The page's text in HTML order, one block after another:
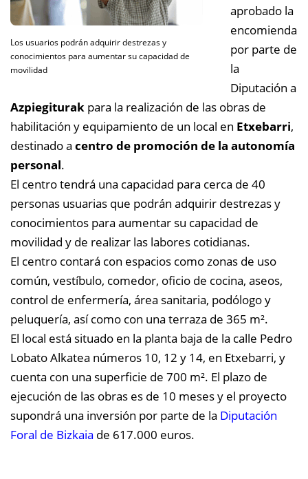
Los usuarios podrán adquirir destrezas y
conocimientos para aumentar su capacidad de
movilidad
aprobado la
encomienda
por parte de
la
Diputación a
Azpiegiturak para la realización de las obras de
habilitación y equipamiento de un local en Etxebarri,
destinado a centro de promoción de la autonomía
personal.
El centro tendrá una capacidad para cerca de 40
personas usuarias que podrán adquirir destrezas y
conocimientos para aumentar su capacidad de
movilidad y de realizar las labores cotidianas.
El centro contará con espacios como zonas de uso
común, vestíbulo, comedor, oficio de cocina, aseos,
control de enfermería, área sanitaria, podólogo y
peluquería, así como con una terraza de 365 m².
El local está situado en la planta baja de la calle Pedro
Lobato Alkatea números 10, 12 y 14, en Etxebarri, y
cuenta con una superficie de 700 m². El plazo de
ejecución de las obras es de 10 meses y el proyecto
supondrá una inversión por parte de la Diputación
Foral de Bizkaia de 617.000 euros.